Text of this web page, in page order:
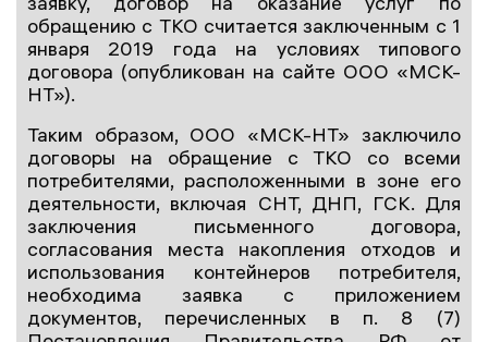
обращению с ТКО считается заключенным с 1
января 2019 года на условиях типового
договора (опубликован на сайте ООО «МСК-
НТ»).
Таким образом, ООО «МСК-НТ» заключило
договоры на обращение с ТКО со всеми
потребителями, расположенными в зоне его
деятельности, включая СНТ, ДНП, ГСК. Для
заключения письменного договора,
согласования места накопления отходов и
использования контейнеров потребителя,
необходима заявка с приложением
документов, перечисленных в п. 8 (7)